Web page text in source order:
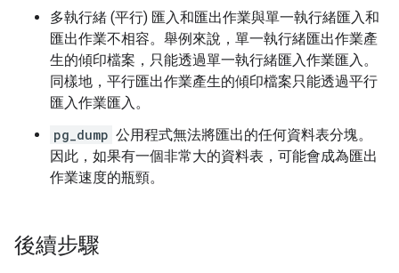
多執行緒 (平行) 匯入和匯出作業與單一執行緒匯入和
匯出作業不相容。舉例來說，單一執行緒匯出作業產
生的傾印檔案，只能透過單一執行緒匯入作業匯入。
同樣地，平行匯出作業產生的傾印檔案只能透過平行
匯入作業匯入。
pg_dump 公用程式無法將匯出的任何資料表分塊。
因此，如果有一個非常大的資料表，可能會成為匯出
作業速度的瓶頸。
後續步驟